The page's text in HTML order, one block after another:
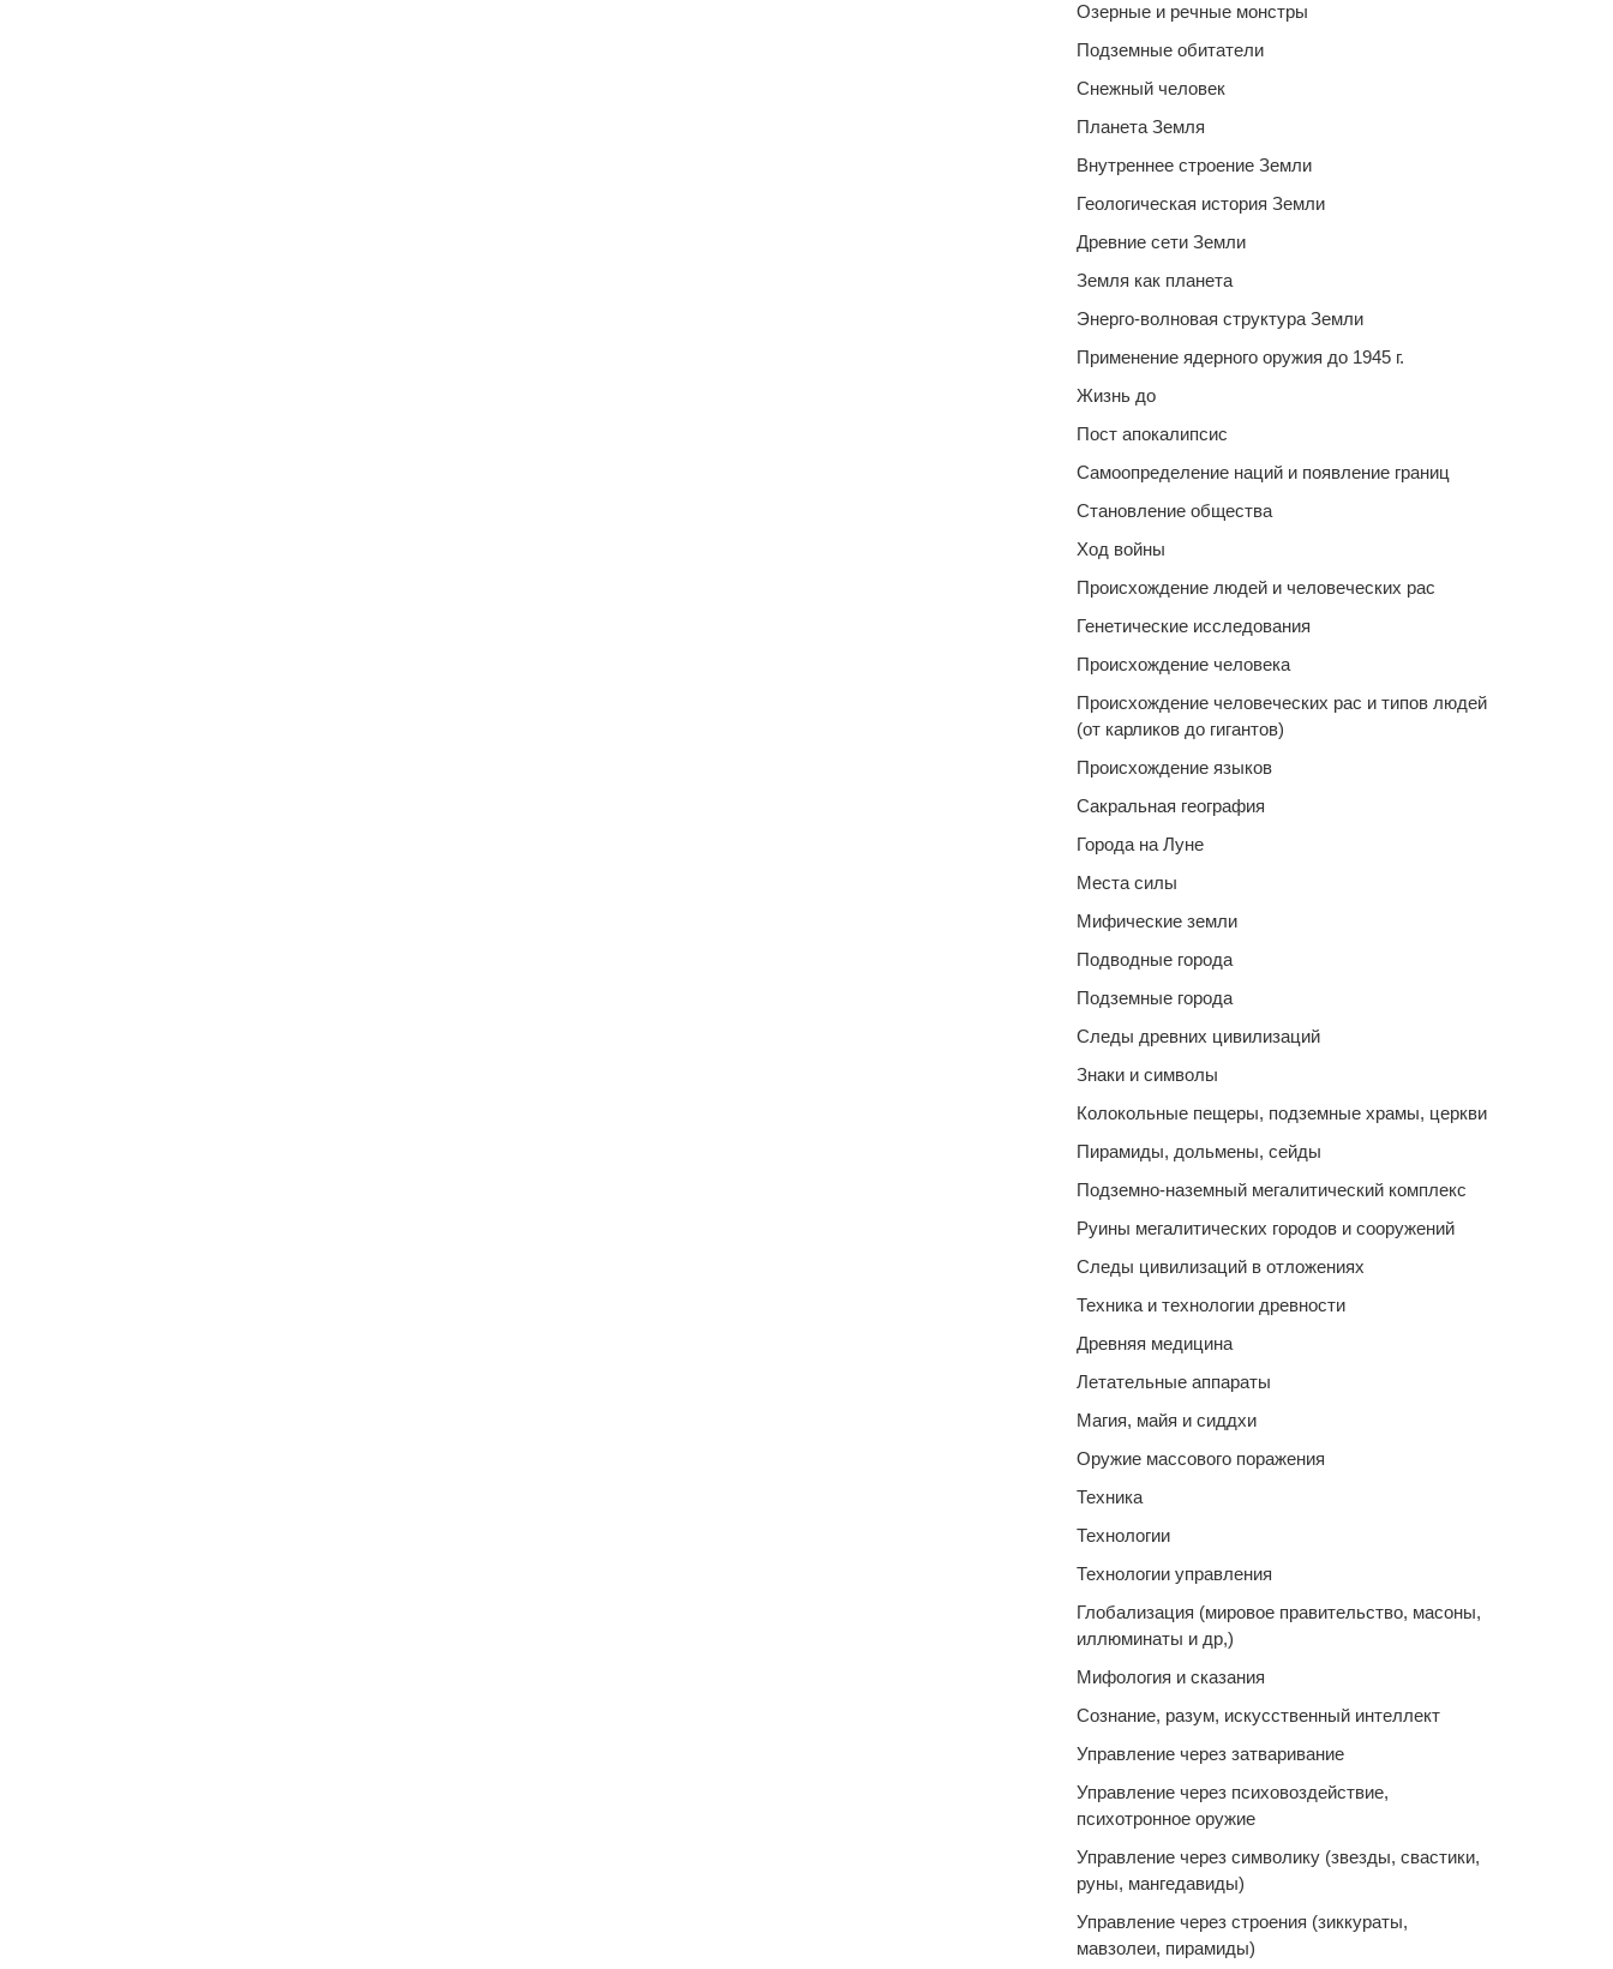
Озерные и речные монстры
Подземные обитатели
Снежный человек
Планета Земля
Внутреннее строение Земли
Геологическая история Земли
Древние сети Земли
Земля как планета
Энерго-волновая структура Земли
Применение ядерного оружия до 1945 г.
Жизнь до
Пост апокалипсис
Самоопределение наций и появление границ
Становление общества
Ход войны
Происхождение людей и человеческих рас
Генетические исследования
Происхождение человека
Происхождение человеческих рас и типов людей
(от карликов до гигантов)
Происхождение языков
Сакральная география
Города на Луне
Места силы
Мифические земли
Подводные города
Подземные города
Следы древних цивилизаций
Знаки и символы
Колокольные пещеры, подземные храмы, церкви
Пирамиды, дольмены, сейды
Подземно-наземный мегалитический комплекс
Руины мегалитических городов и сооружений
Следы цивилизаций в отложениях
Техника и технологии древности
Древняя медицина
Летательные аппараты
Магия, майя и сиддхи
Оружие массового поражения
Техника
Технологии
Технологии управления
Глобализация (мировое правительство, масоны,
иллюминаты и др,)
Мифология и сказания
Сознание, разум, искусственный интеллект
Управление через затваривание
Управление через психовоздействие,
психотронное оружие
Управление через символику (звезды, свастики,
руны, мангедавиды)
Управление через строения (зиккураты,
мавзолеи, пирамиды)